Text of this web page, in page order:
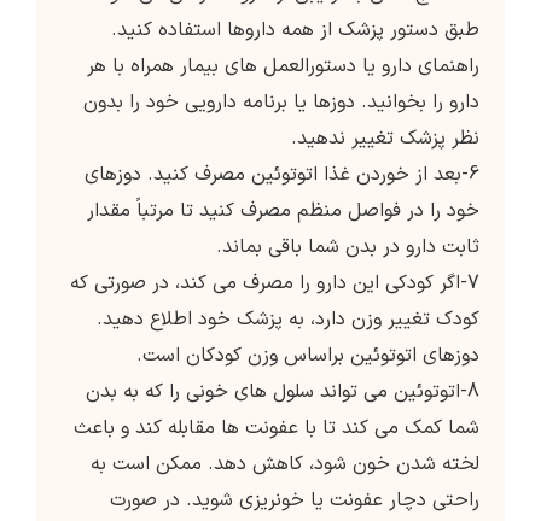
طبق دستور پزشک از همه داروها استفاده کنید.
راهنمای دارو یا دستورالعمل های بیمار همراه با هر
دارو را بخوانید. دوزها یا برنامه دارویی خود را بدون
نظر پزشک تغییر ندهید.
6-بعد از خوردن غذا اتوتوئین مصرف کنید. دوزهای
خود را در فواصل منظم مصرف کنید تا مرتباً مقدار
ثابت دارو در بدن شما باقی بماند.
7-اگر کودکی این دارو را مصرف می کند، در صورتی که
کودک تغییر وزن دارد، به پزشک خود اطلاع دهید.
دوزهای اتوتوئین براساس وزن کودکان است.
8-اتوتوئین می تواند سلول های خونی را که به بدن
شما کمک می کند تا با عفونت ها مقابله کند و باعث
لخته شدن خون شود، کاهش دهد. ممکن است به
راحتی دچار عفونت یا خونریزی شوید. در صورت